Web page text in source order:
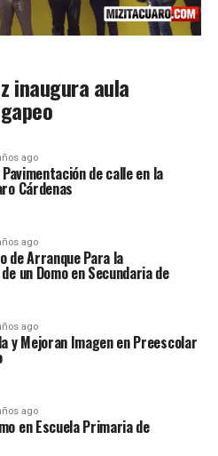
inaugura aula
ago
de calle en la
Cárdenas
ago
de Arranque Para la
un Domo en Secundaria de
ago
y Mejoran Imagen en Preescolar
ago
en Escuela Primaria de